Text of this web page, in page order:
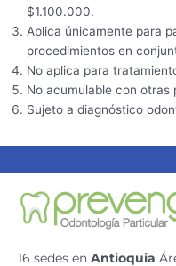
$1.100.000.
Aplica únicamente para
procedimientos en
No aplica para
No acumulable con otras
Sujeto a diagnóstico
16 sedes en Antioquia